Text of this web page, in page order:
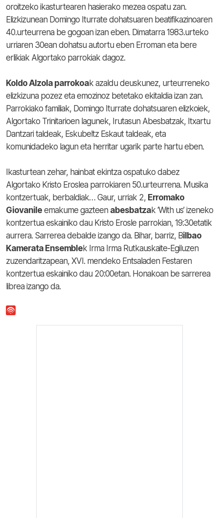
oroitzeko ikasturtearen hasierako mezea ospatu zan.
Elizkizunean Domingo Iturrate dohatsuaren beatifikazinoaren
40.urteurrena be gogoan izan eben. Dimatarra 1983.urteko
urriaren 30ean dohatsu autortu eben Erroman eta bere
erlikiak Algortako parrokiak dagoz.
Koldo Alzola parrokoak azaldu deuskunez, urteurreneko
elizkizuna pozez eta emozinoz betetako ekitaldia izan zan.
Parrokiako familiak, Domingo Iturrate dohatsuaren elizkoiek,
Algortako Trinitarioen lagunek, Irutasun Abesbatzak, Itxartu
Dantzari taldeak, Eskubeltz Eskaut taldeak, eta
komunidadeko lagun eta herritar ugarik parte hartu eben.
Ikasturtean zehar, hainbat ekintza ospatuko dabez
Algortako Kristo Eroslea parrokiaren 50.urteurrena. Musika
kontzertuak, berbaldiak… Gaur, urriak 2, Erromako
Giovanile emakume gazteen abesbatzak ‘With us’ izeneko
kontzertua eskainiko dau Kristo Erosle parrokian, 19:30etatik
aurrera. Sarrerea debalde izango da. Bihar, barriz, Bilbao
Kamerata Ensemblek Irma Irma Rutkauskaite-Egiluzen
zuzendaritzapean, XVI. mendeko Entsaladen Festaren
kontzertua eskainiko dau 20:00etan. Honakoan be sarrerea
librea izango da.